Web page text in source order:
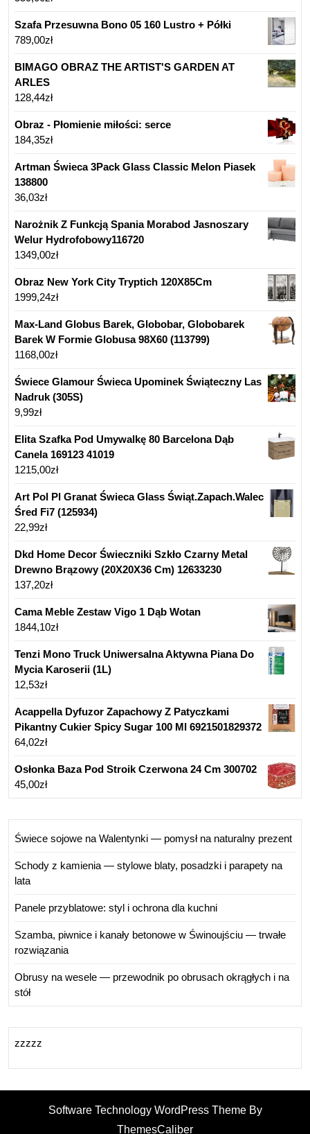
Szafa Przesuwna Bono 05 160 Lustro + Półki
789,00zł
BIMAGO OBRAZ THE ARTIST'S GARDEN AT
ARLES
128,44zł
Obraz - Płomienie miłości: serce
184,35zł
Artman Świeca 3Pack Glass Classic Melon Piasek
138800
36,03zł
Narożnik Z Funkcją Spania Morabod Jasnoszary
Welur Hydrofobowy116720
1349,00zł
Obraz New York City Tryptich 120X85Cm
1999,24zł
Max-Land Globus Barek, Globobar, Globobarek
Barek W Formie Globusa 98X60 (113799)
1168,00zł
Świece Glamour Świeca Upominek Świąteczny Las
Nadruk (305S)
9,99zł
Elita Szafka Pod Umywalkę 80 Barcelona Dąb
Canela 169123 41019
1215,00zł
Art Pol Pl Granat Świeca Glass Świąt.Zapach.Walec
Śred Fi7 (125934)
22,99zł
Dkd Home Decor Świeczniki Szkło Czarny Metal
Drewno Brązowy (20X20X36 Cm) 12633230
137,20zł
Cama Meble Zestaw Vigo 1 Dąb Wotan
1844,10zł
Tenzi Mono Truck Uniwersalna Aktywna Piana Do
Mycia Karoserii (1L)
12,53zł
Acappella Dyfuzor Zapachowy Z Patyczkami
Pikantny Cukier Spicy Sugar 100 Ml 6921501829372
64,02zł
Osłonka Baza Pod Stroik Czerwona 24 Cm 300702
45,00zł
Świece sojowe na Walentynki — pomysł na naturalny prezent
Schody z kamienia — stylowe blaty, posadzki i parapety na
lata
Panele przyblatowe: styl i ochrona dla kuchni
Szamba, piwnice i kanały betonowe w Świnoujściu — trwałe
rozwiązania
Obrusy na wesele — przewodnik po obrusach okrągłych i na
stół
zzzzz
Software Technology WordPress Theme By
ThemesCaliber